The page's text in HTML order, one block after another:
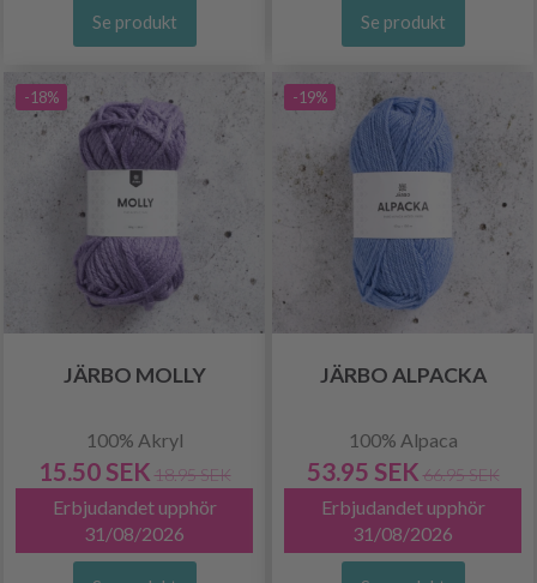
Se produkt Se produkt
-18%
JÄRBO MOLLY
100% Akryl
15.50 SEK 18.95 SEK
Erbjudandet upphör
31/08/2026
-19%
JÄRBO ALPACKA
100% Alpaca
53.95 SEK 66.95 SEK
Erbjudandet upphör
31/08/2026